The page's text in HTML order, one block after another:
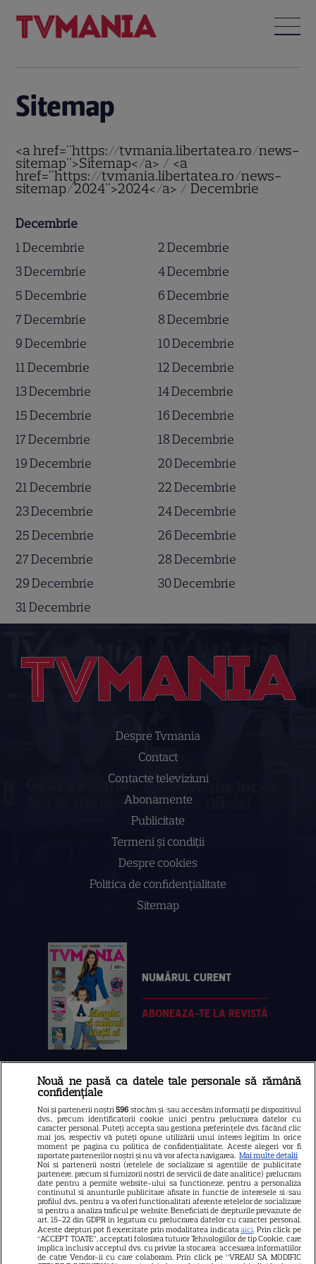
Sitemap
<a href="https://tvmania.libertatea.ro/news-
sitemap">Sitemap</a> / <a
href="https://tvmania.libertatea.ro/news-
sitemap/2024">2024</a> / Decembrie
Decembrie
1 Decembrie
2 Decembrie
3 Decembrie
4 Decembrie
5 Decembrie
6 Decembrie
7 Decembrie
8 Decembrie
9 Decembrie
10 Decembrie
11 Decembrie
12 Decembrie
13 Decembrie
14 Decembrie
15 Decembrie
16 Decembrie
17 Decembrie
18 Decembrie
19 Decembrie
20 Decembrie
21 Decembrie
22 Decembrie
23 Decembrie
24 Decembrie
25 Decembrie
26 Decembrie
27 Decembrie
28 Decembrie
29 Decembrie
30 Decembrie
31 Decembrie
Despre Tvmania
Contact
Contacte televiziuni
Abonamente
Publicitate
Termeni și condiții
Despre cookies
Politica de confidenţialitate
Sitemap
NUMĂRUL CURENT
ABONEAZA-TE LA REVISTĂ
Libertatea
Libertatea pentru femei
GSP
Știri mondene
Avantaje
Elle
Unica
Retete practice
Nouă ne pasă ca datele tale personale să rămână
confidențiale
Noi și partenerii noștri596 stocăm și/sau accesăm informații pe dispozitivul
dvs., precum identificatorii cookie unici pentru prelucrarea datelor cu
caracter personal. Puteți accepta sau gestiona preferințele dvs. făcând clic
mai jos, respectiv vă puteți opune utilizării unui interes legitim în orice
moment pe pagina cu politica de confidențialitate. Aceste alegeri vor fi
raportate partenerilor noștri și nu vă vor afecta navigarea. Mai multe detalii
Noi si partenerii nostri (retelele de socializare si agentiile de publicitate
partenere, precum si furnizorii nostri de servicii de date analitice) prelucram
date pentru a permite website-ului sa functioneze, pentru a personaliza
continutul si anunturile publicitare afisate in functie de interesele si/sau
profilul dvs., pentru a va oferi functionalitati aferente retelelor de socializare
si pentru a analiza traficul pe website. Beneficiati de drepturile prevazute de
art. 15-22 din GDPR in legatura cu prelucrarea datelor cu caracter personal.
Aceste drepturi pot fi exercitate prin modalitatea indicataaici. Prin click pe
“ACCEPT TOATE”, acceptati folosirea tuturor Tehnologiilor de tip Cookie, care
implica inclusiv acceptul dvs. cu privire la stocarea/accesarea informatiilor
de catre Vendor-ii cu care colaboram. Prin click pe “VREAU SA MODIFIC